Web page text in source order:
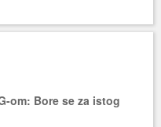
om: Bore se za istog